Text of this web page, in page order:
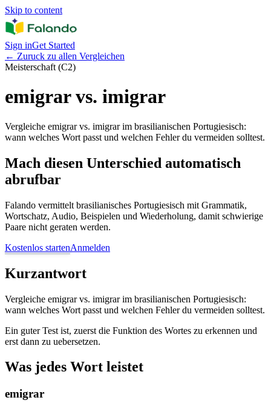
Skip to content
Sign inGet Started
← Zuruck zu allen Vergleichen
Meisterschaft (C2)
emigrar vs. imigrar
Vergleiche emigrar vs. imigrar im brasilianischen Portugiesisch:
wann welches Wort passt und welchen Fehler du vermeiden solltest.
Mach diesen Unterschied automatisch
abrufbar
Falando vermittelt brasilianisches Portugiesisch mit Grammatik,
Wortschatz, Audio, Beispielen und Wiederholung, damit schwierige
Paare nicht geraten werden.
Kostenlos startenAnmelden
Kurzantwort
Vergleiche emigrar vs. imigrar im brasilianischen Portugiesisch:
wann welches Wort passt und welchen Fehler du vermeiden solltest.
Ein guter Test ist, zuerst die Funktion des Wortes zu erkennen und
erst dann zu uebersetzen.
Was jedes Wort leistet
emigrar